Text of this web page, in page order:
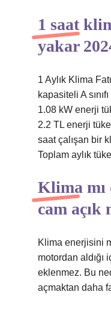
1 saat
yakar
1 Aylık Klima
kapasiteli A
1.08 kW enerji
2.2 TL enerji
saat çalışan bir
Toplam aylık
Klima mı
cam açık
Klima enerjisini
motordan aldığı
eklenmez. Bu
açmaktan daha